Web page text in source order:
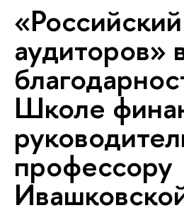
аудиторов»
Школе
профессору